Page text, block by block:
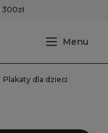
Plakaty dla dzieci